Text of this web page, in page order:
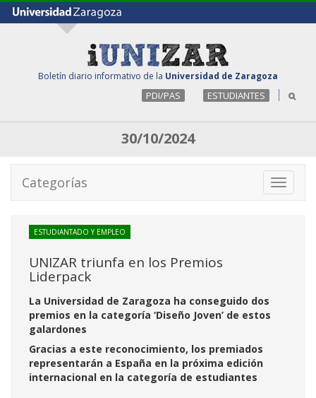
Boletín diario informativo de la Universidad de Zaragoza
PDI/PAS ESTUDIANTES
30/10/2024
Toggle
Categorías
ESTUDIANTADO Y EMPLEO
UNIZAR triunfa en los Premios
Liderpack
La Universidad de Zaragoza ha conseguido dos
premios en la categoría ‘Diseño Joven’ de estos
galardones
Gracias a este reconocimiento, los premiados
representarán a España en la próxima edición
internacional en la categoría de estudiantes